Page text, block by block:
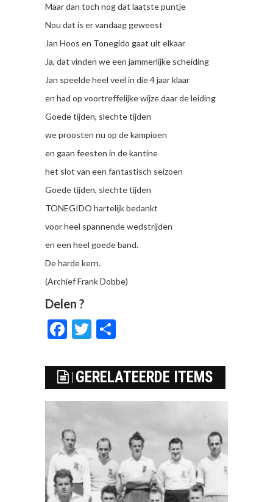
Maar dan toch nog dat laatste puntje
Nou dat is er vandaag geweest
Jan Hoos en Tonegido gaat uit elkaar
Ja, dat vinden we een jammerlijke scheiding
Jan speelde heel veel in die 4 jaar klaar
en had op voortreffelijke wijze daar de leiding
Goede tijden, slechte tijden
we proosten nu op de kampioen
en gaan feesten in de kantine
het slot van een fantastisch seizoen
Goede tijden, slechte tijden
TONEGIDO hartelijk bedankt
voor heel spannende wedstrijden
en een heel goede band.
De harde kern.
(Archief Frank Dobbe)
Delen ?
Facebook
Twitter
GERELATEERDE ITEMS